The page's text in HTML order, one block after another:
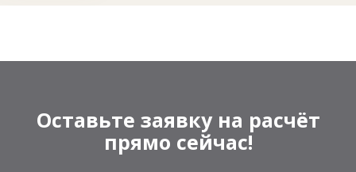
Оставьте заявку на расчёт
прямо сейчас!